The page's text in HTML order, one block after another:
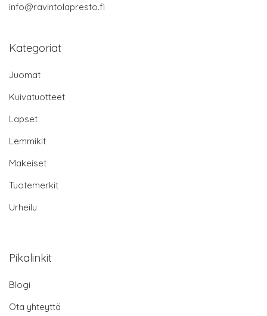
info@ravintolapresto.fi
Kategoriat
Juomat
Kuivatuotteet
Lapset
Lemmikit
Makeiset
Tuotemerkit
Urheilu
Pikalinkit
Blogi
Ota yhteyttä